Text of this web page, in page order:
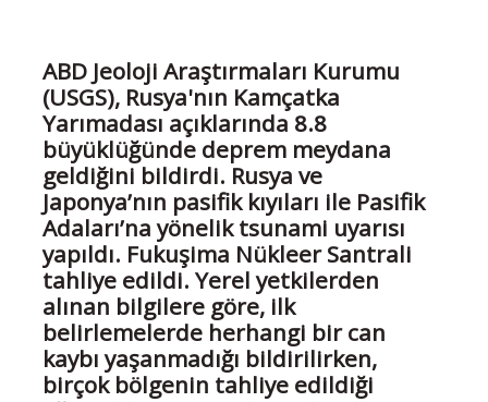
ABD Jeoloji Araştırmaları Kurumu
(USGS), Rusya'nın Kamçatka
Yarımadası açıklarında 8.8
büyüklüğünde deprem meydana
geldiğini bildirdi. Rusya ve
Japonya’nın pasifik kıyıları ile Pasifik
Adaları’na yönelik tsunami uyarısı
yapıldı. Fukuşima Nükleer Santrali
tahliye edildi. Yerel yetkilerden
alınan bilgilere göre, ilk
belirlemelerde herhangi bir can
kaybı yaşanmadığı bildirilirken,
birçok bölgenin tahliye edildiği